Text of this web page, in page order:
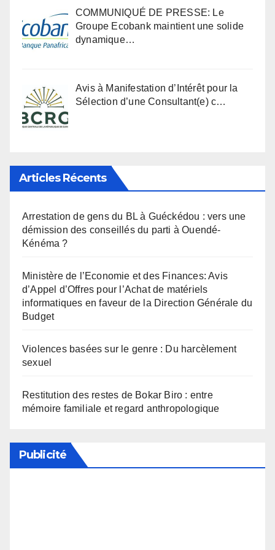
COMMUNIQUÉ DE PRESSE: Le
Groupe Ecobank maintient une solide
dynamique…
Avis à Manifestation d’Intérêt pour la
Sélection d’une Consultant(e) c…
Articles Récents
Arrestation de gens du BL à Guéckédou : vers une
démission des conseillés du parti à Ouendé-
Kénéma ?
Ministère de l’Economie et des Finances: Avis
d’Appel d’Offres pour l’Achat de matériels
informatiques en faveur de la Direction Générale du
Budget
Violences basées sur le genre : Du harcèlement
sexuel
Restitution des restes de Bokar Biro : entre
mémoire familiale et regard anthropologique
Publicité